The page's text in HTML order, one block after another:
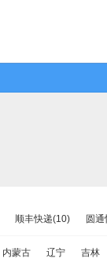
顺丰快递(10) 圆
内蒙古 辽宁 吉林